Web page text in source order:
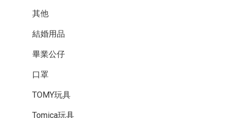
其他
結婚用品
畢業公仔
口罩
TOMY玩具
Tomica玩具